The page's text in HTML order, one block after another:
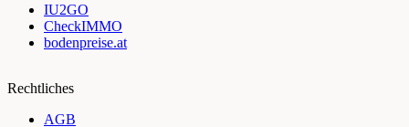
IU2GO
CheckIMMO
bodenpreise.at
Rechtliches
AGB